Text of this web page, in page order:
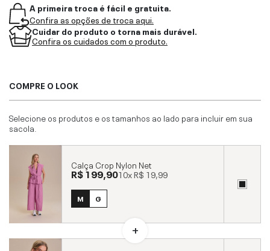
A primeira troca é fácil e gratuita.
Confira as opções de troca aqui.
Cuidar do produto o torna mais durável.
Confira os cuidados com o produto.
COMPRE O LOOK
Selecione os produtos e os tamanhos ao lado para incluir em sua
sacola.
Calça Crop Nylon Net
R$ 199,9010xR$ 19,99
M G